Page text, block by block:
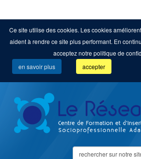
Ce site utilise des cookies. Les cookies
aident à rendre ce site plus performant. En
acceptez notre politique de
en savoir plus
accepter
Search